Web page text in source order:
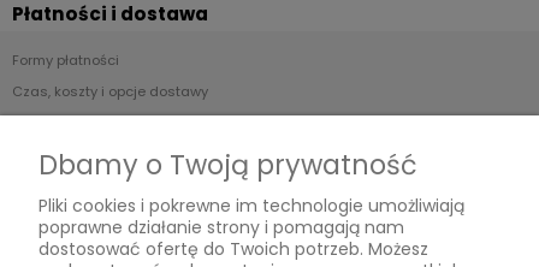
Płatności i dostawa
Formy płatności
Czas, koszty i opcje dostawy
Informacje
Jak kupować?
Polityka prywatności
Dbamy o Twoją prywatność
Pliki cookies i pokrewne im technologie umożliwiają
poprawne działanie strony i pomagają nam
dostosować ofertę do Twoich potrzeb. Możesz